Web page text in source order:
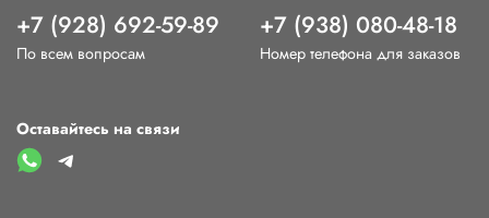
+7 (928) 692-59-89
По всем вопросам
+7 (938) 080-48-18
Номер телефона для заказов
Оставайтесь на связи